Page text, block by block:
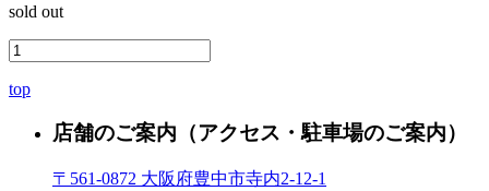
sold out
top
店舗のご案内 （アクセス・駐車場のご案内）
〒561-0872 大阪府豊中市寺内2-12-1